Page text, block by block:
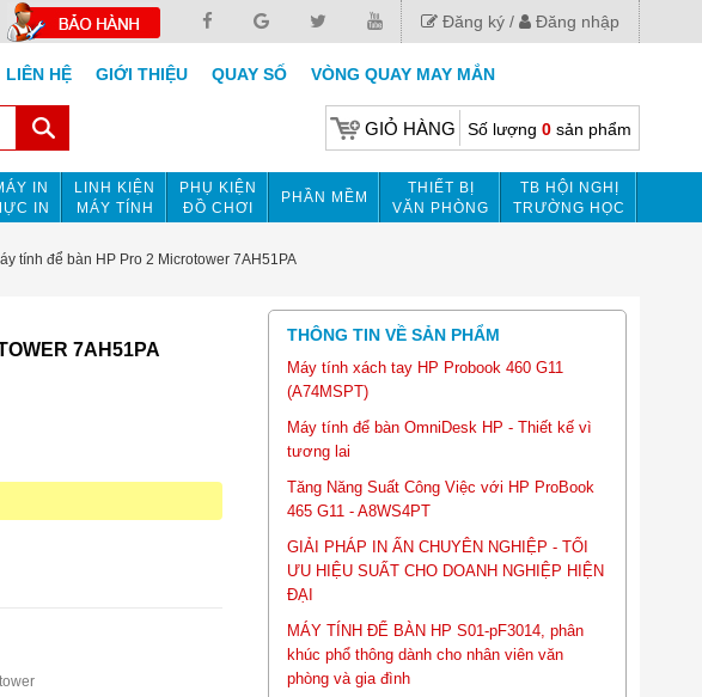
Đăng ký Đăng nhập
LIÊN HỆ GIỚI THIỆU QUAY SỐ VÒNG QUAY MAY MẮN
GIỎ HÀNG Số lượng 0sản phẩm
IN
IN
LINH KIỆN
MÁY TÍNH
PHỤ KIỆN
ĐỒ CHƠI
PHẦN MỀM
THIẾT BỊ
VĂN PHÒNG
TB HỘI NGHỊ
TRƯỜNG HỌC
tính để bàn HP Pro 2 Microtower 7AH51PA
7AH51PA
THÔNG TIN VỀ SẢN PHẨM
Máy tính xách tay HP Probook 460 G11
(A74MSPT)
Máy tính để bàn OmniDesk HP - Thiết kế vì
tương lai
Tăng Năng Suất Công Việc với HP ProBook
465 G11 - A8WS4PT
GIẢI PHÁP IN ẤN CHUYÊN NGHIỆP - TỐI
ƯU HIỆU SUẤT CHO DOANH NGHIỆP HIỆN
ĐẠI
MÁY TÍNH ĐỂ BÀN HP S01-pF3014, phân
khúc phổ thông dành cho nhân viên văn
phòng và gia đình